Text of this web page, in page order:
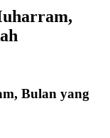
Bulan yang